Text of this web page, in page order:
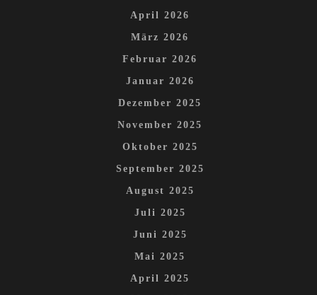
April 2026
März 2026
Februar 2026
Januar 2026
Dezember 2025
November 2025
Oktober 2025
September 2025
August 2025
Juli 2025
Juni 2025
Mai 2025
April 2025